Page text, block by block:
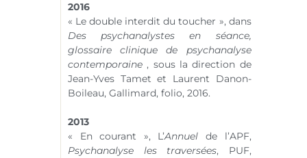
2016
« Le double interdit du toucher », dans
Des psychanalystes en séance,
glossaire clinique de psychanalyse
contemporaine , sous la direction de
Jean-Yves Tamet et Laurent Danon-
Boileau, Gallimard, folio, 2016.
2013
« En courant », L’Annuel de l’APF,
Psychanalyse les traversées, PUF,